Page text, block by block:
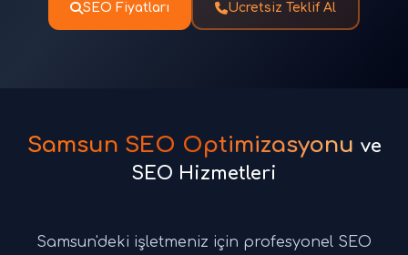
SEO Fiyatları Ücretsiz Teklif Al
Samsun SEO Optimizasyonu ve
SEO Hizmetleri
Samsun'deki işletmeniz için profesyonel SEO